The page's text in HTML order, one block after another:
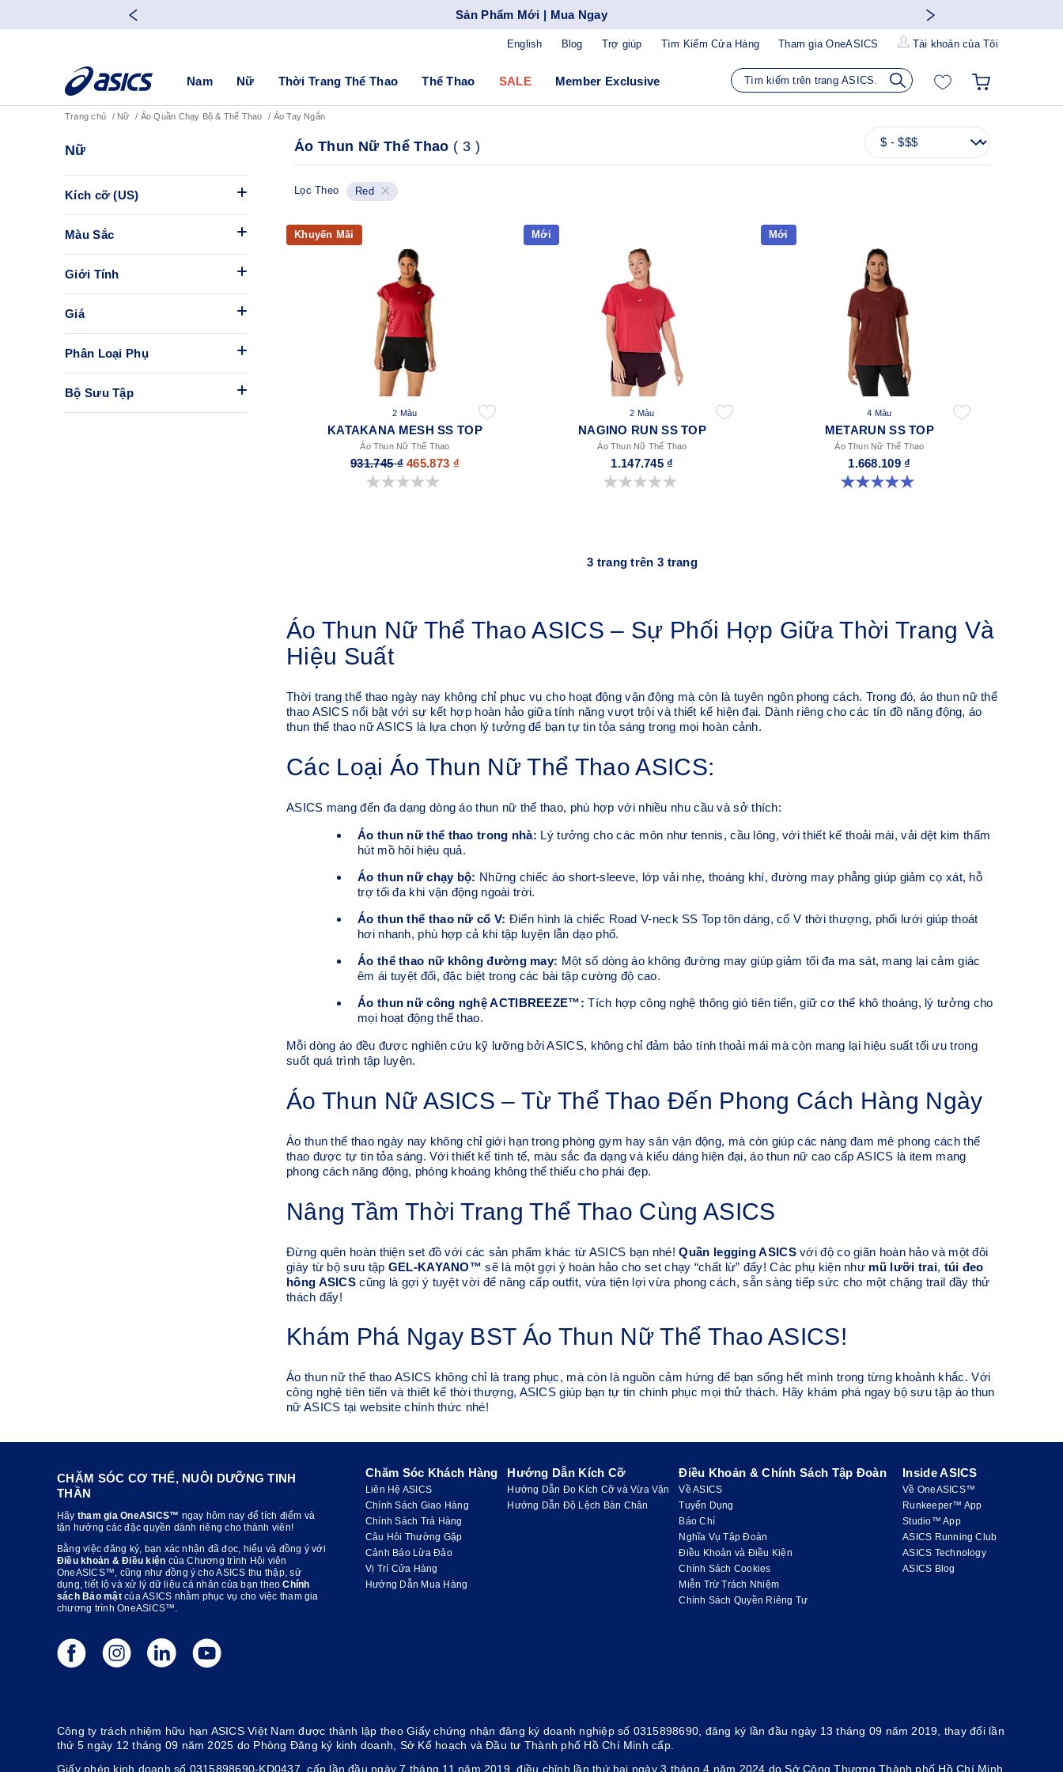
Sản Phẩm Mới | Mua Ngay
Blog Trợ giúp Tìm Kiếm Cửa Hàng Tham gia OneASICS Tài khoản của Tôi
English
Nam Nữ Thời Trang Thể Thao Thể Thao SALE Member Exclusive
Trang chủ Nữ Áo Quần Chạy Bộ & Thể Thao Áo Tay Ngắn
Nữ
Kích cỡ (US)
Màu Sắc
Giới Tính
Giá
Phân Loại Phụ
Bộ Sưu Tập
Áo Thun Nữ Thể Thao ( 3 )
Lọc Theo Red
Khuyến Mãi
2 Màu
KATAKANA MESH SS TOP
Áo Thun Nữ Thể Thao
931.745 ₫ 465.873 ₫
0.0 trong số 5 sao.
Mới
2 Màu
NAGINO RUN SS TOP
Áo Thun Nữ Thể Thao
1.147.745 ₫
0.0 trong số 5 sao.
Mới
4 Màu
METARUN SS TOP
Áo Thun Nữ Thể Thao
1.668.109 ₫
5.0 trong số 5 sao. 8 đánh giá
3 trang trên 3 trang
Áo Thun Nữ Thể Thao ASICS – Sự Phối Hợp Giữa Thời Trang Và
Hiệu Suất
Thời trang thể thao ngày nay không chỉ phục vụ cho hoạt động vận động mà còn là tuyên ngôn phong cách. Trong đó, áo thun nữ thể
thao ASICS nổi bật với sự kết hợp hoàn hảo giữa tính năng vượt trội và thiết kế hiện đại. Dành riêng cho các tín đồ năng động, áo
thun thể thao nữ ASICS là lựa chọn lý tưởng để bạn tự tin tỏa sáng trong mọi hoàn cảnh.
Các Loại Áo Thun Nữ Thể Thao ASICS:
ASICS mang đến đa dạng dòng áo thun nữ thể thao, phù hợp với nhiều nhu cầu và sở thích:
Áo thun nữ thể thao trong nhà: Lý tưởng cho các môn như tennis, cầu lông, với thiết kế thoải mái, vải dệt kim thấm
hút mồ hôi hiệu quả.
Áo thun nữ chạy bộ: Những chiếc áo short-sleeve, lớp vải nhẹ, thoáng khí, đường may phẳng giúp giảm cọ xát, hỗ
trợ tối đa khi vận động ngoài trời.
Áo thun thể thao nữ cổ V: Điển hình là chiếc Road V-neck SS Top tôn dáng, cổ V thời thượng, phối lưới giúp thoát
hơi nhanh, phù hợp cả khi tập luyện lẫn dạo phố.
Áo thể thao nữ không đường may: Một số dòng áo không đường may giúp giảm tối đa ma sát, mang lại cảm giác
êm ái tuyệt đối, đặc biệt trong các bài tập cường độ cao.
Áo thun nữ công nghệ ACTIBREEZE™: Tích hợp công nghệ thông gió tiên tiến, giữ cơ thể khô thoáng, lý tưởng cho
mọi hoạt động thể thao.
Mỗi dòng áo đều được nghiên cứu kỹ lưỡng bởi ASICS, không chỉ đảm bảo tính thoải mái mà còn mang lại hiệu suất tối ưu trong
suốt quá trình tập luyện.
Áo Thun Nữ ASICS – Từ Thể Thao Đến Phong Cách Hàng Ngày
Áo thun thể thao ngày nay không chỉ giới hạn trong phòng gym hay sân vận động, mà còn giúp các nàng đam mê phong cách thể
thao được tự tin tỏa sáng. Với thiết kế tinh tế, màu sắc đa dạng và kiểu dáng hiện đại, áo thun nữ cao cấp ASICS là item mang
phong cách năng động, phóng khoáng không thể thiếu cho phái đẹp.
Nâng Tầm Thời Trang Thể Thao Cùng ASICS
Đừng quên hoàn thiện set đồ với các sản phẩm khác từ ASICS bạn nhé!Quần legging ASICSvới độ co giãn hoàn hảo và một đôi
giày từ bộ sưu tập GEL-KAYANO™ sẽ là một gợi ý hoàn hảo cho set chạy “chất lừ” đấy! Các phụ kiện như mũ lưỡi trai, túi đeo
hông ASICS cũng là gợi ý tuyệt vời để nâng cấp outfit, vừa tiện lợi vừa phong cách, sẵn sàng tiếp sức cho một chặng trail đầy thử
thách đấy!
Khám Phá Ngay BST Áo Thun Nữ Thể Thao ASICS!
Áo thun nữ thể thao ASICS không chỉ là trang phục, mà còn là nguồn cảm hứng để bạn sống hết mình trong từng khoảnh khắc. Với
công nghệ tiên tiến và thiết kế thời thượng, ASICS giúp bạn tự tin chinh phục mọi thử thách. Hãy khám phá ngay bộ sưu tập áo thun
nữ ASICS tại website chính thức nhé!
CHĂM SÓC CƠ THỂ, NUÔI DƯỠNG TINH
THẦN
Hãy tham gia OneASICS™ ngay hôm nay để tích điểm và
tận hưởng các đặc quyền dành riêng cho thành viên!
Bằng việc đăng ký, bạn xác nhận đã đọc, hiểu và đồng ý với
Điều khoản & Điều kiện của Chương trình Hội viên
OneASICS™, cũng như đồng ý cho ASICS thu thập, sử
dụng, tiết lộ và xử lý dữ liệu cá nhân của bạn theoChính
sách Bảo mậtcủa ASICS nhằm phục vụ cho việc tham gia
chương trình OneASICS™.
Chăm Sóc Khách Hàng
Liên Hệ ASICS
Chính Sách Giao Hàng
Chính Sách Trả Hàng
Câu Hỏi Thường Gặp
Cảnh Báo Lừa Đảo
Vị Trí Cửa Hàng
Hướng Dẫn Mua Hàng
Hướng Dẫn Kích Cỡ
Hướng Dẫn Đo Kích Cỡ và Vừa Vặn
Hướng Dẫn Độ Lệch Bàn Chân
Điều Khoản & Chính Sách Tập Đoàn
Về ASICS
Tuyển Dụng
Báo Chí
Nghĩa Vụ Tập Đoàn
Điều Khoản và Điều Kiện
Chính Sách Cookies
Miễn Trừ Trách Nhiệm
Chính Sách Quyền Riêng Tư
Inside ASICS
Về OneASICS™
Runkeeper™ App
Studio™ App
ASICS Running Club
ASICS Technology
ASICS Blog
Công ty trách nhiệm hữu hạn ASICS Việt Nam được thành lập theo Giấy chứng nhận đăng ký doanh nghiệp số 0315898690, đăng ký lần đầu ngày 13 tháng 09 năm 2019, thay đổi lần
thứ 5 ngày 12 tháng 09 năm 2025 do Phòng Đăng ký kinh doanh, Sở Kế hoạch và Đầu tư Thành phố Hồ Chí Minh cấp.
Giấy phép kinh doanh số 0315898690-KD0437, cấp lần đầu ngày 7 tháng 11 năm 2019, điều chỉnh lần thứ hai ngày 3 tháng 4 năm 2024 do Sở Công Thương Thành phố Hồ Chí Minh